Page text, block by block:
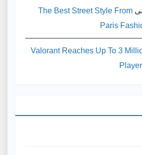
The Best Street Style From
Paris
Valorant Reaches Up To 3